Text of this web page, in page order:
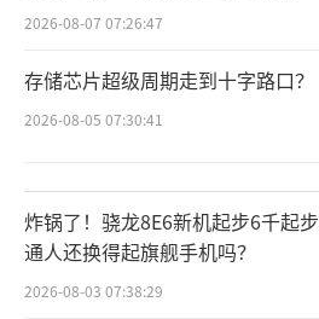
新产品支持蓝牙5.3技
设备组合。只需将几个音
单操作就能实现互联。格
价格超过200欧元时，很
此，宜家计划明年一月推
蓝牙音箱定价都在100欧元
2026-08-07 07:26:47
存储芯片超级周期走到十字路口？
2026-08-05 07:30:41
炸锅了！骁龙8E6新机起步6千起
通人还换得起旗舰手机吗？
2026-08-03 07:38:29